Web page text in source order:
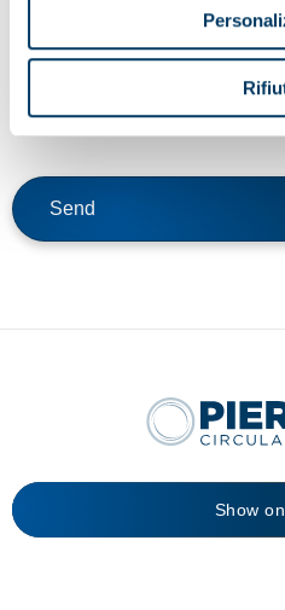
By clicking send button, I confirm
indicated in point a) of these
processing of data for the
processing methods mentioned in
Send
Show